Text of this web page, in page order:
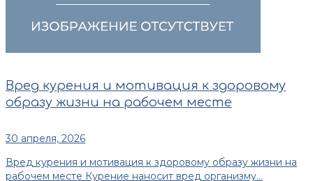
Вред курения и мотивация к здоровому
образу жизни на рабочем месте
30 апреля, 2026
Вред курения и мотивация к здоровому образу жизни на
рабочем месте Курение наносит вред организму...